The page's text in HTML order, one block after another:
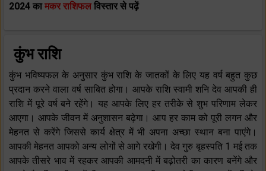
2024 कामकर राशिफलविस्तार से पढ़ें
कुंभ राशि
कुंभ भविष्यफल के अनुसार कुंभ राशि के जातकों के लिए यह वर्ष बहुत कुछ
प्रदान करने वाला वर्ष साबित होगा। आपके राशि स्वामी शनि देव आपकी ही
राशि में पूरे वर्ष बने रहेंगे। यह आपके लिए हर तरीके से शुभ परिणाम लेकर
आएगा। आपके जीवन में अनुशासन बढ़ेगा। आप हर काम को पूरी लगन और
मेहनत से करेंगे जिससे कार्य क्षेत्र में भी अपना अच्छा स्थान बना पाएंगे।
आपकी मेहनत आपको अन्य लोगों से आगे रखेगी। देव गुरु बृहस्पति 1 मई तक
आपके तीसरे भाव में रहकर आपकी आमदनी में बढ़ोतरी का कारण बनेंगे और